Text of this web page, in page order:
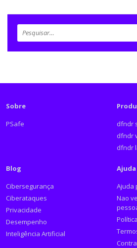
Sobre
PSafe
dfndr
dfndr
dfndr
Blog
Cibersegurança
Ciberataques
Privacidade
Desempenho
Inteligência Artificial
Ajuda
Ajuda
Nao